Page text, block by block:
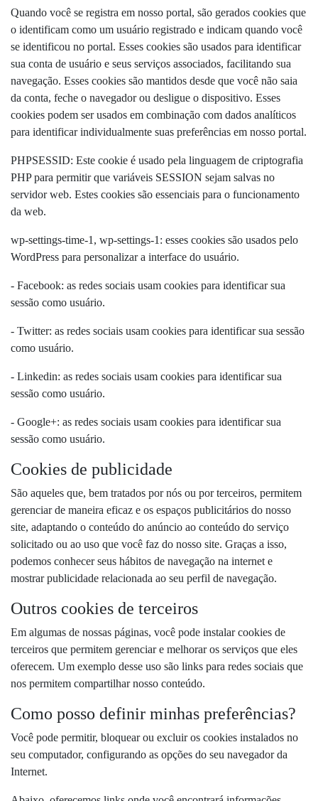
Quando você se registra em nosso portal, são gerados cookies que
o identificam como um usuário registrado e indicam quando você
se identificou no portal. Esses cookies são usados ​​para identificar
sua conta de usuário e seus serviços associados, facilitando sua
navegação. Esses cookies são mantidos desde que você não saia
da conta, feche o navegador ou desligue o dispositivo. Esses
cookies podem ser usados ​​em combinação com dados analíticos
para identificar individualmente suas preferências em nosso portal.
PHPSESSID: Este cookie é usado pela linguagem de criptografia
PHP para permitir que variáveis ​​SESSION sejam salvas no
servidor web. Estes cookies são essenciais para o funcionamento
da web.
wp-settings-time-1, wp-settings-1: esses cookies são usados ​​pelo
WordPress para personalizar a interface do usuário.
- Facebook: as redes sociais usam cookies para identificar sua
sessão como usuário.
- Twitter: as redes sociais usam cookies para identificar sua sessão
como usuário.
- Linkedin: as redes sociais usam cookies para identificar sua
sessão como usuário.
- Google+: as redes sociais usam cookies para identificar sua
sessão como usuário.
Cookies de publicidade
São aqueles que, bem tratados por nós ou por terceiros, permitem
gerenciar de maneira eficaz e os espaços publicitários do nosso
site, adaptando o conteúdo do anúncio ao conteúdo do serviço
solicitado ou ao uso que você faz do nosso site. Graças a isso,
podemos conhecer seus hábitos de navegação na internet e
mostrar publicidade relacionada ao seu perfil de navegação.
Outros cookies de terceiros
Em algumas de nossas páginas, você pode instalar cookies de
terceiros que permitem gerenciar e melhorar os serviços que eles
oferecem. Um exemplo desse uso são links para redes sociais que
nos permitem compartilhar nosso conteúdo.
Como posso definir minhas preferências?
Você pode permitir, bloquear ou excluir os cookies instalados no
seu computador, configurando as opções do seu navegador da
Internet.